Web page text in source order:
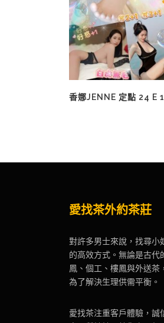
香娜JENNE 定點 24 E
愛找茶外約茶莊
對許多男士來說，找尋小
的高效方式。無論是古
鳳、個工、樓鳳與外送
為了解決生理供需平衡。
愛找茶注重客戶體驗，誠